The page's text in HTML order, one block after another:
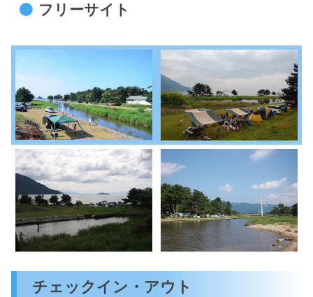
フリーサイト
チェックイン・アウト